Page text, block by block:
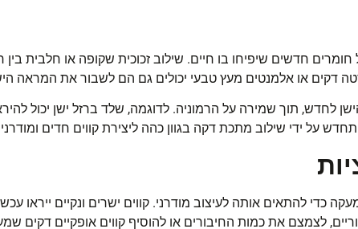
חדשים שיפיחו בו חיים. שילוב זכוכית שקופה או חלבית
דקים או אלמנטים מעץ טבעי יכולים גם הם לשבור את המראה
לחדש, תוך שמירה על הרמוניה. לדוגמה, שלד ברזל ישן יכול
על ידי שילוב מתכת דקה בגוון כהה ליצירת קווים חדים
כדי להתאים אותה לעיצוב מודרני. קווים ישרים ונקיים ייראו
לצמצם את כמות החיבורים או להוסיף קווים אופקיים דקים